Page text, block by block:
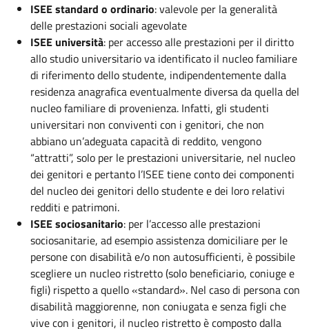
ISEE standard o ordinario: valevole per la generalità
delle prestazioni sociali agevolate
ISEE università: per accesso alle prestazioni per il diritto
allo studio universitario va identificato il nucleo familiare
di riferimento dello studente, indipendentemente dalla
residenza anagrafica eventualmente diversa da quella del
nucleo familiare di provenienza. Infatti, gli studenti
universitari non conviventi con i genitori, che non
abbiano un’adeguata capacità di reddito, vengono
“attratti”, solo per le prestazioni universitarie, nel nucleo
dei genitori e pertanto l’ISEE tiene conto dei componenti
del nucleo dei genitori dello studente e dei loro relativi
redditi e patrimoni.
ISEE sociosanitario: per l’accesso alle prestazioni
sociosanitarie, ad esempio assistenza domiciliare per le
persone con disabilità e/o non autosufficienti, è possibile
scegliere un nucleo ristretto (solo beneficiario, coniuge e
figli) rispetto a quello «standard». Nel caso di persona con
disabilità maggiorenne, non coniugata e senza figli che
vive con i genitori, il nucleo ristretto è composto dalla